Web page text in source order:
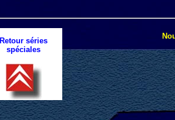
Retour séries
spéciales